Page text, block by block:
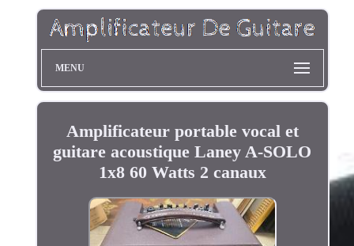
MENU
Amplificateur portable vocal et
guitare acoustique Laney A-SOLO
1x8 60 Watts 2 canaux